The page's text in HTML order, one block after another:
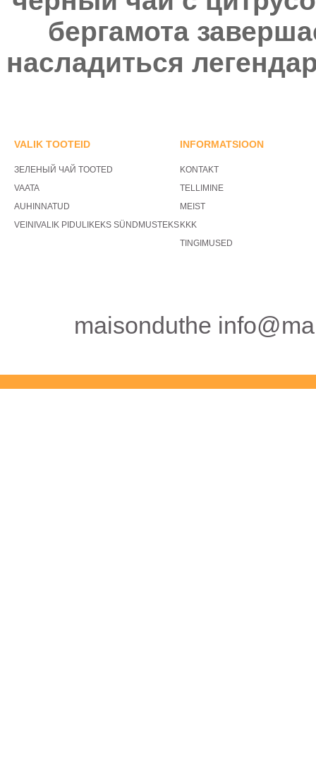
бергамота
насладиться
VALIK TOOTEID
ЗЕЛЕНЫЙ ЧАЙ TOOTED
VAATA
AUHINNATUD
VEINIVALIK PIDULIKEKS SÜNDMUSTEKS
INFORMATSIOON
KONTAKT
TELLIMINE
MEIST
KKK
TINGIMUSED
maisonduthe